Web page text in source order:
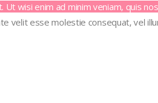
wisi enim ad minim veniam, quis
velit esse molestie consequat, vel